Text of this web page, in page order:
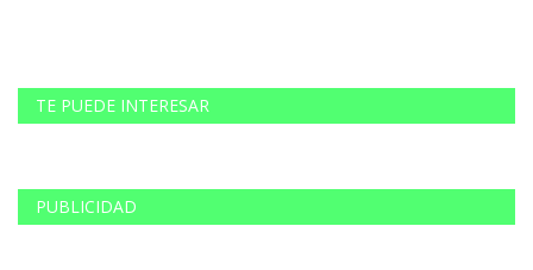
TE PUEDE INTERESAR
PUBLICIDAD